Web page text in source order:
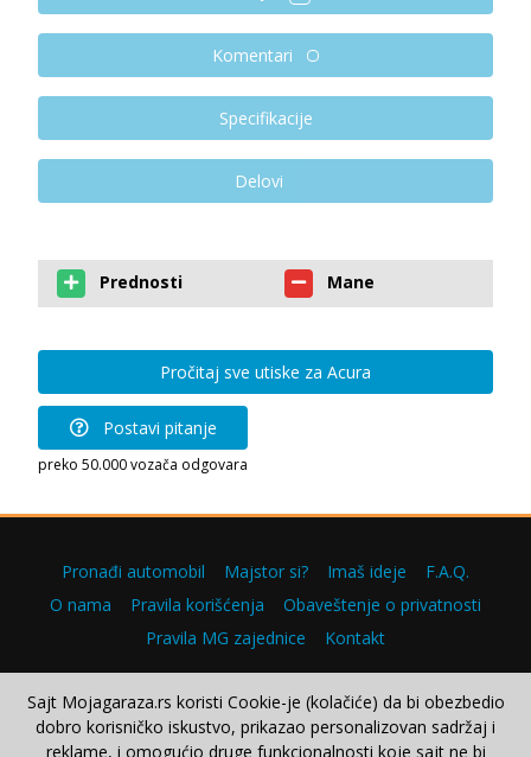
Komentari
Specifikacije
Delovi
Prednosti Mane
Pročitaj sve utiske za Acura
Postavi pitanje
preko 50.000 vozača odgovara
Pronađi automobil Majstor si? Imaš ideje
F.A.Q.
O nama
Pravila korišćenja
Obaveštenje o privatnosti
Pravila MG zajednice
Kontakt
Copyright © 2000–2026.
Sajt Mojagaraza.rs koristi Cookie-je (kolačiće) da bi obezbedio
dobro korisničko iskustvo, prikazao personalizovan sadržaj i
reklame, i omogućio druge funkcionalnosti koje sajt ne bi